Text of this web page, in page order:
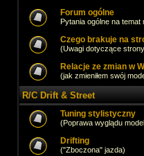
Forum ogólne
Pytania ogólne na
Czego brakuje na
(Uwagi dotyczące
Relacje ze zmian w
(jak zmieniłem swój
R/C Drift & Street
Tuning stylistyczny
(Poprawa wyglądu
Drifting
("Zboczona" jazda)